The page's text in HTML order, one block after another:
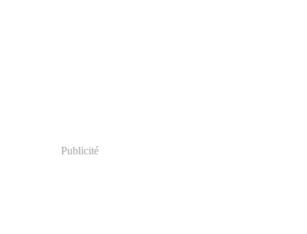
Publicité